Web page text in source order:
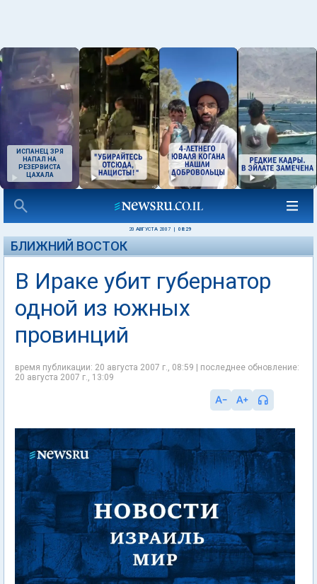
ИСПАНЕЦ ЗРЯ
НАПАЛ НА
РЕЗЕРВИСТА
ЦАХАЛА
20 АВГУСТА 2007 08:29
БЛИЖНИЙ ВОСТОК
В Ираке убит губернатор
одной из южных
провинций
время публикации: 20 августа 2007 г., 08:59 | последнее обновление:
20 августа 2007 г., 13:09